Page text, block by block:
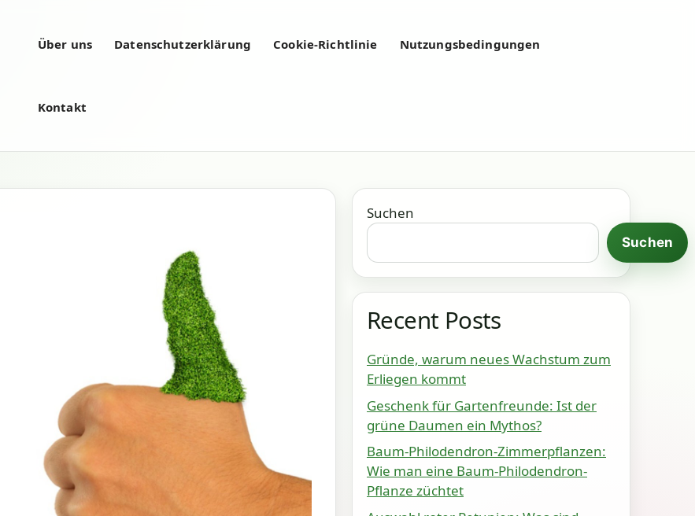
Über uns Datenschutzerklärung Cookie-Richtlinie Nutzungsbedingungen
Kontakt
Suchen
Suchen
Recent Posts
Gründe, warum neues Wachstum zum
Erliegen kommt
Geschenk für Gartenfreunde: Ist der
grüne Daumen ein Mythos?
Baum-Philodendron-Zimmerpflanzen:
Wie man eine Baum-Philodendron-
Pflanze züchtet